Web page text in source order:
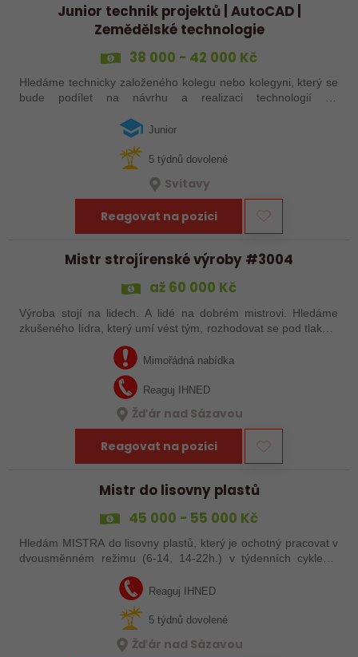
Junior technik projektů | AutoCAD |
Zemědělské technologie
38 000 - 42 000 Kč
Hledáme technicky založeného kolegu nebo kolegyni, který se
bude podílet na návrhu a realizaci technologií do
projekty, orientujete se ve…Junior
5 týdnů dovolené
Svitavy
Reagovat na pozici
Mistr strojírenské výroby #3004
až 60 000 Kč
Výroba stojí na lidech. A lidé na dobrém mistrovi. Hledáme
zkušeného lídra, který umí vést tým, rozhodovat se pod tlakem
a hledá řešení místo výmluv. Pokud máte zkušenosti ze
strojírenské výroby a…
Mimořádná nabídka
Reaguj IHNED
Žďár nad Sázavou
Reagovat na pozici
Mistr do lisovny plastů
45 000 - 55 000 Kč
Hledám MISTRA do lisovny plastů, který je ochotný pracovat v
dvousměnném režimu (6-14, 14-22h.) v týdenních cyklech.
Pokud máte zkušenosti s vedením týmu ve výrobě, tak se s
Vámi rádi setkáme na…
Reaguj IHNED
5 týdnů dovolené
Žďár nad Sázavou